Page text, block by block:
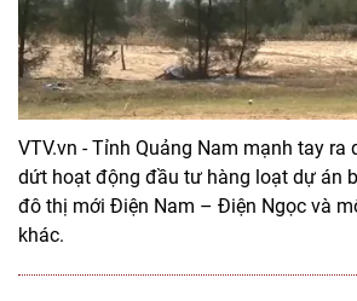
VTV.vn - Tỉnh Quảng Nam mạnh tay ra
dứt hoạt động đầu tư hàng loạt dự án
đô thị mới Điện Nam – Điện Ngọc và
khác.